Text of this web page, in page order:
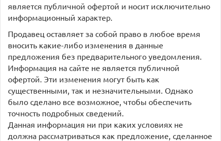
является публичной офертой и носит исключительно
информационный характер.
Продавец оставляет за собой право в любое время
вносить какие-либо изменения в данные
предложения без предварительного уведомления.
Информация на сайте не является публичной
офертой. Эти изменения могут быть как
существенными, так и незначительными. Однако
было сделано все возможное, чтобы обеспечить
точность подробных сведений.
Данная информация ни при каких условиях не
должна рассматриваться как предложение, сделанное